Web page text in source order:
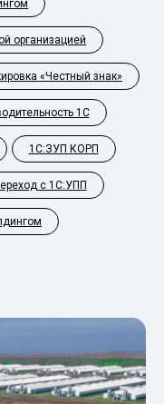
организацией
«Честный знак»
1С
1С:ЗУП КОРП
с 1С:УПП